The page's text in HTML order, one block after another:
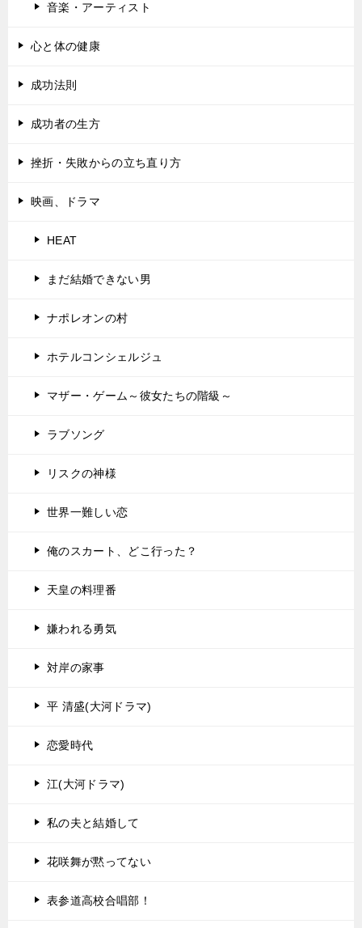
音楽・アーティスト
心と体の健康
成功法則
成功者の生方
挫折・失敗からの立ち直り方
映画、ドラマ
HEAT
まだ結婚できない男
ナポレオンの村
ホテルコンシェルジュ
マザー・ゲーム～彼女たちの階級～
ラブソング
リスクの神様
世界一難しい恋
俺のスカート、どこ行った？
天皇の料理番
嫌われる勇気
対岸の家事
平 清盛(大河ドラマ)
恋愛時代
江(大河ドラマ)
私の夫と結婚して
花咲舞が黙ってない
表参道高校合唱部！